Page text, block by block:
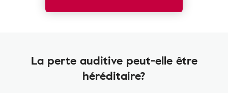
La perte auditive peut-elle être
héréditaire?